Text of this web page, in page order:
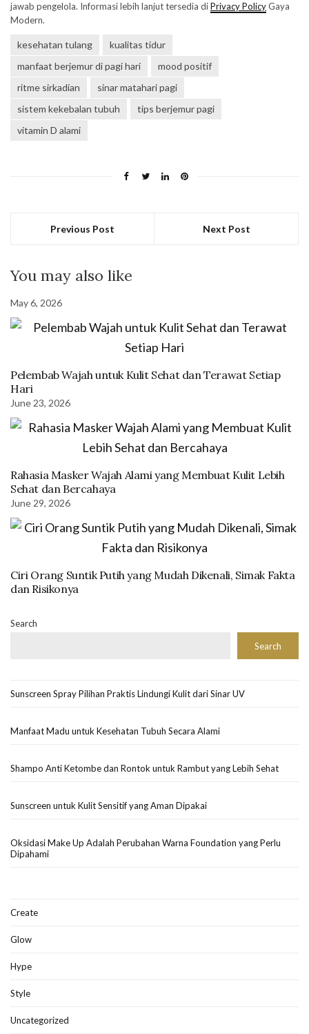
jawab pengelola. Informasi lebih lanjut tersedia diPrivacy PolicyGaya
Modern.
kesehatan tulang
kualitas tidur
manfaat berjemur di pagi hari
mood positif
ritme sirkadian
sinar matahari pagi
sistem kekebalan tubuh
tips berjemur pagi
vitamin D alami
Previous Post Next Post
You may also like
May 6, 2026
Pelembab Wajah untuk Kulit Sehat dan Terawat Setiap
Hari
June 23, 2026
Rahasia Masker Wajah Alami yang Membuat Kulit Lebih
Sehat dan Bercahaya
June 29, 2026
Ciri Orang Suntik Putih yang Mudah Dikenali, Simak Fakta
dan Risikonya
Search
Search
Sunscreen Spray Pilihan Praktis Lindungi Kulit dari Sinar UV
Manfaat Madu untuk Kesehatan Tubuh Secara Alami
Shampo Anti Ketombe dan Rontok untuk Rambut yang Lebih Sehat
Sunscreen untuk Kulit Sensitif yang Aman Dipakai
Oksidasi Make Up Adalah Perubahan Warna Foundation yang Perlu
Dipahami
Create
Glow
Hype
Style
Uncategorized